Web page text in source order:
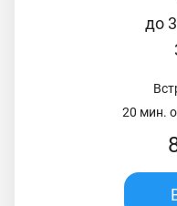
до
20 мин.